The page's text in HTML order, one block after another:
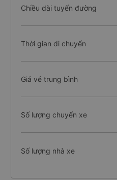
Chiều dài tuyến đường
Thời gian di chuyển
Giá vé trung bình
Số lượng chuyến xe
Số lượng nhà xe